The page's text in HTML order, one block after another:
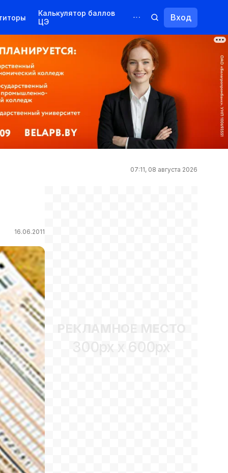
Калькулятор баллов
ЦЭ
Курсы
Переподготовка
Вход
07:11, 08 августа 2026
16.06.2011
РЕКЛАМНОЕ МЕСТО
300px x 600px